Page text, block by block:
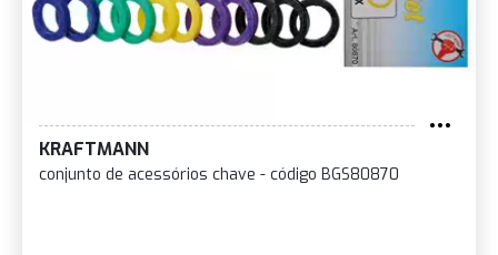
KRAFTMANN
conjunto de acessórios chave - código BGS80870